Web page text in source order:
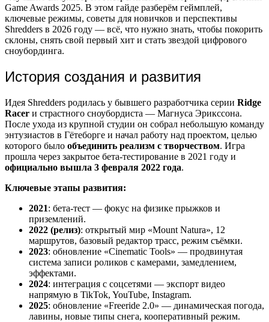
Game Awards 2025. В этом гайде разберём геймплей,
ключевые режимы, советы для новичков и перспективы
Shredders в 2026 году — всё, что нужно знать, чтобы покорить
склоны, снять свой первый хит и стать звездой цифрового
сноубординга.
История создания и развития
Идея Shredders родилась у бывшего разработчика серии Ridge
Racer и страстного сноубордиста — Магнуса Эрикссона.
После ухода из крупной студии он собрал небольшую команду
энтузиастов в Гётеборге и начал работу над проектом, целью
которого было объединить реализм с творчеством. Игра
прошла через закрытое бета-тестирование в 2021 году и
официально вышла 3 февраля 2022 года.
Ключевые этапы развития:
2021: бета-тест — фокус на физике прыжков и
приземлений.
2022 (релиз): открытый мир «Mount Natura», 12
маршрутов, базовый редактор трасс, режим съёмки.
2023: обновление «Cinematic Tools» — продвинутая
система записи роликов с камерами, замедлением,
эффектами.
2024: интеграция с соцсетями — экспорт видео
напрямую в TikTok, YouTube, Instagram.
2025: обновление «Freeride 2.0» — динамическая погода,
лавины, новые типы снега, кооперативный режим.